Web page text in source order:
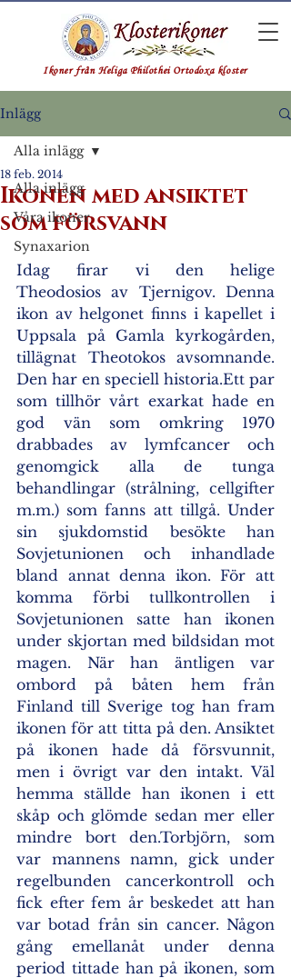
Ikoner från Heliga Philothei Ortodoxa kloster
Inlägg
Alla inlägg
Våra ikoner
Synaxarion
Alla inlägg
Ikonen med ansiktet
som försvann
18 feb. 2014
Idag firar vi den helige
Theodosios av Tjernigov. Denna
ikon av helgonet finns i kapellet i
Uppsala på Gamla kyrkogården,
tillägnat Theotokos avsomnande.
Den har en speciell historia.Ett par
som tillhör vårt exarkat hade en
god vän som omkring 1970
drabbades av lymfcancer och
genomgick alla de tunga
behandlingar (strålning, cellgifter
m.m.) som fanns att tillgå. Under
sin sjukdomstid besökte han
Sovjetunionen och inhandlade
bland annat denna ikon. För att
komma förbi tullkontrollen i
Sovjetunionen satte han ikonen
under skjortan med bildsidan mot
magen. När han äntligen var
ombord på båten hem från
Finland till Sverige tog han fram
ikonen för att titta på den. Ansiktet
på ikonen hade då försvunnit,
men i övrigt var den intakt. Väl
hemma ställde han ikonen i ett
skåp och glömde sedan mer eller
mindre bort den.Torbjörn, som
var mannens namn, gick under
regelbunden cancerkontroll och
fick efter fem år beskedet att han
var botad från sin cancer. Någon
gång emellanåt under denna
period tittade han på ikonen, som